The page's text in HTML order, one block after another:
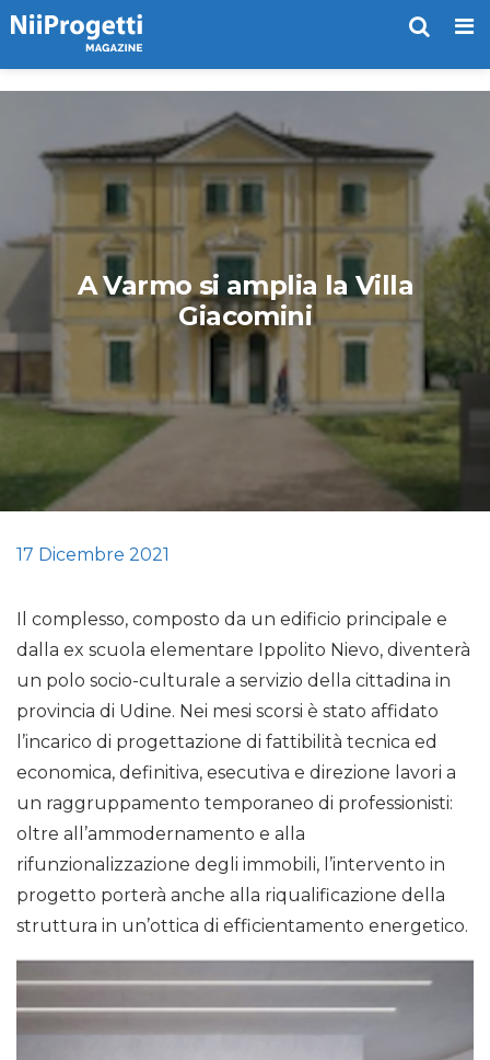
A Varmo si amplia la Villa
Giacomini
17 Dicembre 2021
Il complesso, composto da un edificio principale e
dalla ex scuola elementare Ippolito Nievo, diventerà
un polo socio-culturale a servizio della cittadina in
provincia di Udine. Nei mesi scorsi è stato affidato
l’incarico di progettazione di fattibilità tecnica ed
economica, definitiva, esecutiva e direzione lavori a
un raggruppamento temporaneo di professionisti:
oltre all’ammodernamento e alla
rifunzionalizzazione degli immobili, l’intervento in
progetto porterà anche alla riqualificazione della
struttura in un’ottica di efficientamento energetico.